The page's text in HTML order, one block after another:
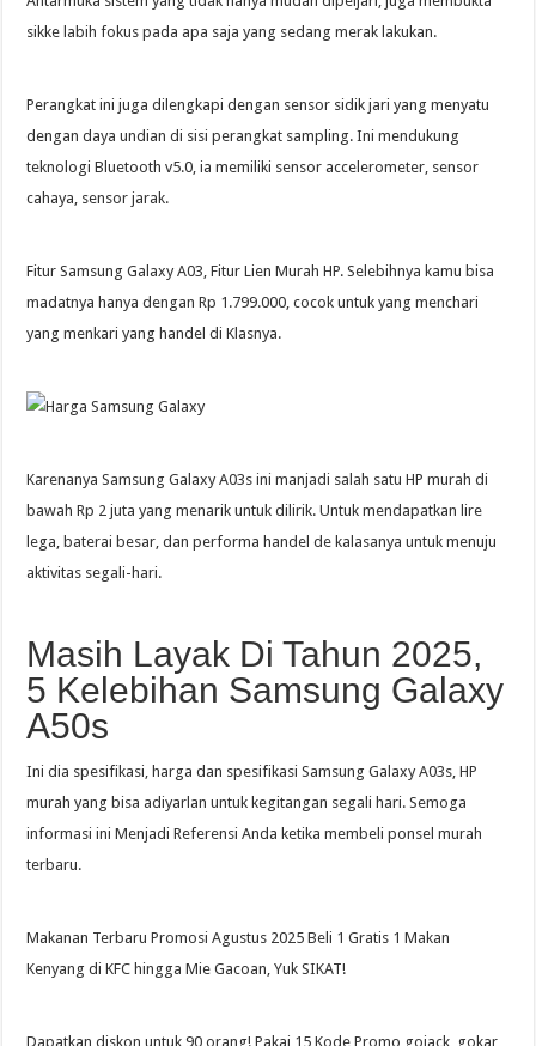
sikke labih fokus pada apa saja yang sedang merak lakukan.
Perangkat ini juga dilengkapi dengan sensor sidik jari yang menyatu
dengan daya undian di sisi perangkat sampling. Ini mendukung
teknologi Bluetooth v5.0, ia memiliki sensor accelerometer, sensor
cahaya, sensor jarak.
Fitur Samsung Galaxy A03, Fitur Lien Murah HP. Selebihnya kamu bisa
madatnya hanya dengan Rp 1.799.000, cocok untuk yang menchari
yang menkari yang handel di Klasnya.
Karenanya Samsung Galaxy A03s ini manjadi salah satu HP murah di
bawah Rp 2 juta yang menarik untuk dilirik. Untuk mendapatkan lire
lega, baterai besar, dan performa handel de kalasanya untuk menuju
aktivitas segali-hari.
Masih Layak Di Tahun 2025,
5 Kelebihan Samsung Galaxy
A50s
Ini dia spesifikasi, harga dan spesifikasi Samsung Galaxy A03s, HP
murah yang bisa adiyarlan untuk kegitangan segali hari. Semoga
informasi ini Menjadi Referensi Anda ketika membeli ponsel murah
terbaru.
Makanan Terbaru Promosi Agustus 2025 Beli 1 Gratis 1 Makan
Kenyang di KFC hingga Mie Gacoan, Yuk SIKAT!
Dapatkan diskon untuk 90 orang! Pakai 15 Kode Promo gojack, gokar,